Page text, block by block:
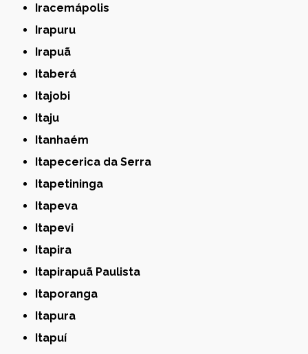
Iracemápolis
Irapuru
Irapuã
Itaberá
Itajobi
Itaju
Itanhaém
Itapecerica da Serra
Itapetininga
Itapeva
Itapevi
Itapira
Itapirapuã Paulista
Itaporanga
Itapura
Itapuí